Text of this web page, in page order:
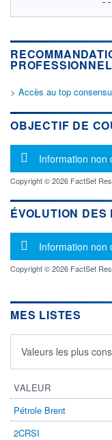
DONNÉES TEMPS
Politique
Cotation sur les
OUVERTURE
25,6000
2 226 423
VALORISATION
LIMITE À LA
BAISSE
0,0000
RENDEMENT
ESTIMÉ 2026
-
21.11.23 /
Non éligible
Boursobank
> Accès au top
OBJECTIF DE
Message
Information non
Copyright © 2026 FactSet
ÉVOLUTION DES
Message
Information non
Copyright © 2026 FactSet
MES LISTES
Valeurs les plus
VALEUR
Pétrole Brent
2CRSI